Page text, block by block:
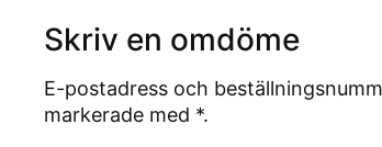
Skriv en omdöme
E-postadress och
markerade med *.